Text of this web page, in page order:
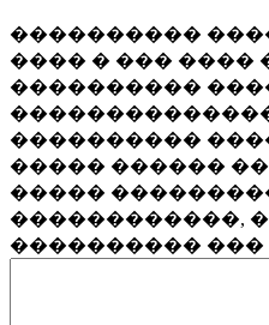
����������
���� � ��� ����
����������
����������
����� ������
�����
������������,
���������� ���